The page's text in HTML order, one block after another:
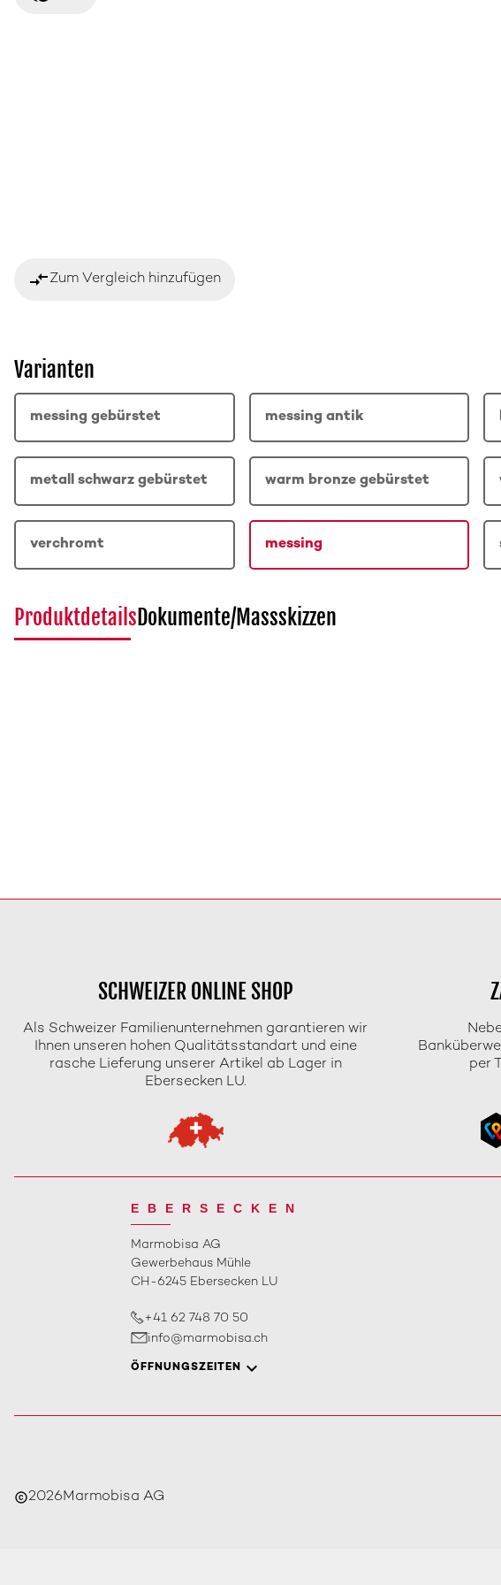
compare_arrowsZum Vergleich hinzufügen
Varianten
messing gebürstet messing antik
metall schwarz gebürstet warm bronze gebürstet
verchromt messing
ProduktdetailsDokumente/Massskizzen
SCHWEIZER ONLINE SHOP
Als Schweizer Familienunternehmen garantieren wir
Ihnen unseren hohen Qualitätsstandart und eine
rasche Lieferung unserer Artikel ab Lager in
Ebersecken LU.
per
EBERSECKEN
Marmobisa AG
Gewerbehaus Mühle
CH-6245 Ebersecken LU
+41 62 748 70 50
info@marmobisa.ch
ÖFFNUNGSZEITEN
copyright2026Marmobisa AG